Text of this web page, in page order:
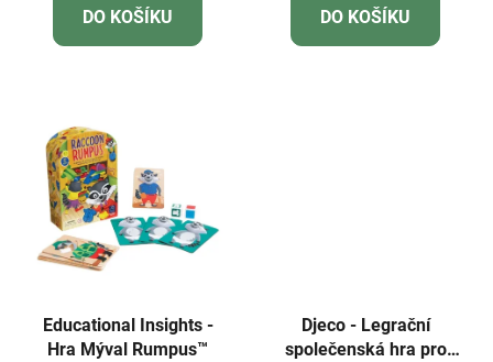
DO KOŠÍKU DO KOŠÍKU
Educational Insights -
Hra Mýval Rumpus™
Djeco - Legrační
společenská hra pro